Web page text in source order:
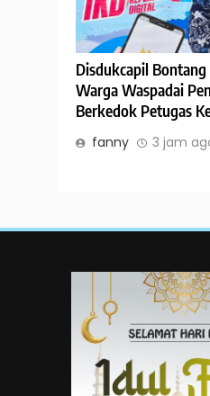
Disdukcapil
Warga Waspadai
Berkedok Petugas
fanny 3 jam